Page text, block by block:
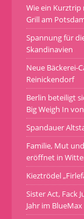
Wie ein
Grill am
Spannung für
Skandinavien
Neue Bäckerei-
Reinickendorf
Berlin beteiligt
Big Weigh In
Spandauer
Familie, Mut
eröffnet in
Kieztrödel
Sister Act, Fack
Jahr im